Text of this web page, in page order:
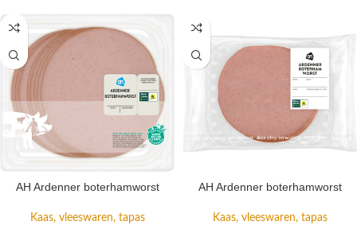
AH Ardenner boterhamworst
Kaas, vleeswaren, tapas
AH Ardenner boterhamworst
Kaas, vleeswaren, tapas